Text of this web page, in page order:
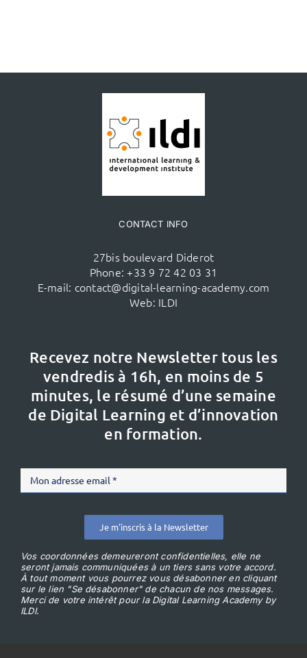
CONTACT INFO
27bis boulevard Diderot
Phone: +33 9 72 42 03 31
E-mail: contact@digital-learning-academy.com
Web: ILDI
Recevez notre Newsletter tous les
vendredis à 16h, en moins de 5
minutes, le résumé d’une semaine
de Digital Learning et d’innovation
en formation.
Je m'inscris à la Newsletter
Vos coordonnées demeureront confidentielles, elle ne
seront jamais communiquées à un tiers sans votre accord.
À tout moment vous pourrez vous désabonner en cliquant
sur le lien "Se désabonner" de chacun de nos messages.
Merci de votre intérêt pour la Digital Learning Academy by
ILDI.